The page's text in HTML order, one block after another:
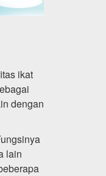
ikat
dengan
lain